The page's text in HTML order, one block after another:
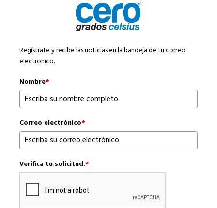
Regístrate y recibe las noticias en la bandeja de tu correo
electrónico.
Nombre*
Correo electrónico*
Verifica tu solicitud.*